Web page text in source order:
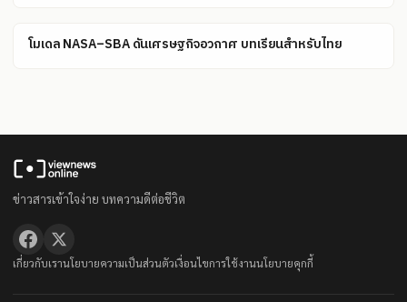
โมเดล NASA–SBA ดันเศรษฐกิจอวกาศ บทเรียนสำหรับไทย
ข่าวสารเข้าใจง่าย บทความดีต่อชีวิต
เกี่ยวกับเรานโยบายความเป็นส่วนตัวเงื่อนไขการใช้งานนโยบายคุกกี้